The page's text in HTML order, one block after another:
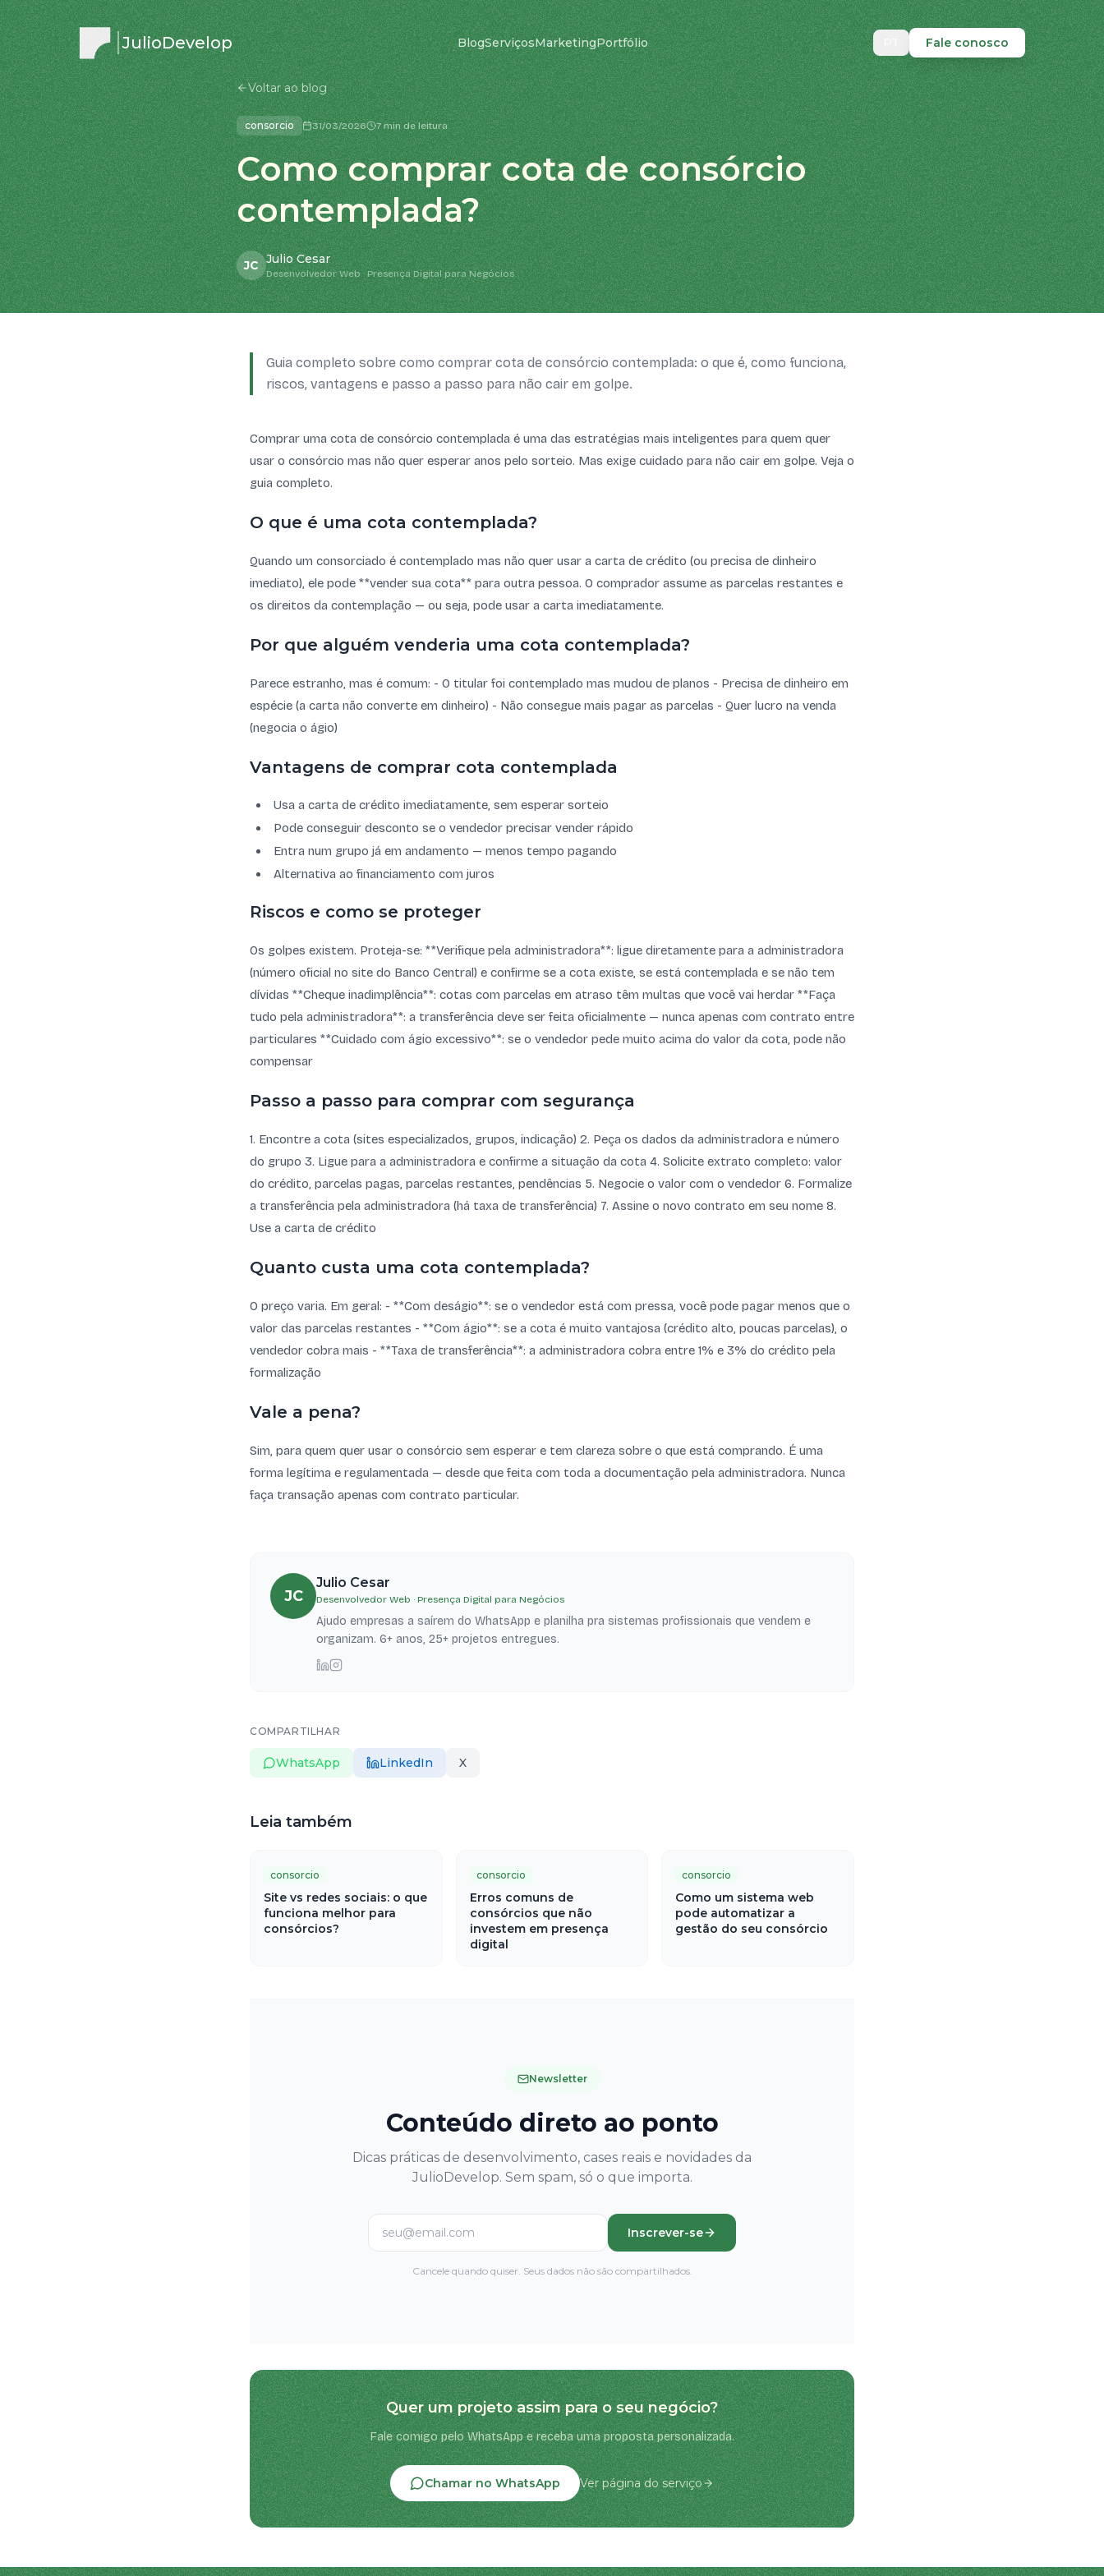
JulioDevelop BlogServiçosMarketingPortfólio Fale conosco
Voltar ao blog
consorcio 31/03/2026 7 min de leitura
Como comprar cota de consórcio
contemplada?
JC Julio Cesar
Desenvolvedor Web · Presença Digital para Negócios
Guia completo sobre como comprar cota de consórcio contemplada: o que é, como funciona,
riscos, vantagens e passo a passo para não cair em golpe.
Comprar uma cota de consórcio contemplada é uma das estratégias mais inteligentes para quem quer
usar o consórcio mas não quer esperar anos pelo sorteio. Mas exige cuidado para não cair em golpe. Veja o
guia completo.
O que é uma cota contemplada?
Quando um consorciado é contemplado mas não quer usar a carta de crédito (ou precisa de dinheiro
imediato), ele pode **vender sua cota** para outra pessoa. O comprador assume as parcelas restantes e
os direitos da contemplação — ou seja, pode usar a carta imediatamente.
Por que alguém venderia uma cota contemplada?
Parece estranho, mas é comum: - O titular foi contemplado mas mudou de planos - Precisa de dinheiro em
espécie (a carta não converte em dinheiro) - Não consegue mais pagar as parcelas - Quer lucro na venda
(negocia o ágio)
Vantagens de comprar cota contemplada
Usa a carta de crédito imediatamente, sem esperar sorteio
Pode conseguir desconto se o vendedor precisar vender rápido
Entra num grupo já em andamento — menos tempo pagando
Alternativa ao financiamento com juros
Riscos e como se proteger
Os golpes existem. Proteja-se: **Verifique pela administradora**: ligue diretamente para a administradora
(número oficial no site do Banco Central) e confirme se a cota existe, se está contemplada e se não tem
dívidas **Cheque inadimplência**: cotas com parcelas em atraso têm multas que você vai herdar **Faça
tudo pela administradora**: a transferência deve ser feita oficialmente — nunca apenas com contrato entre
particulares **Cuidado com ágio excessivo**: se o vendedor pede muito acima do valor da cota, pode não
compensar
Passo a passo para comprar com segurança
1. Encontre a cota (sites especializados, grupos, indicação) 2. Peça os dados da administradora e número
do grupo 3. Ligue para a administradora e confirme a situação da cota 4. Solicite extrato completo: valor
do crédito, parcelas pagas, parcelas restantes, pendências 5. Negocie o valor com o vendedor 6. Formalize
a transferência pela administradora (há taxa de transferência) 7. Assine o novo contrato em seu nome 8.
Use a carta de crédito
Quanto custa uma cota contemplada?
O preço varia. Em geral: - **Com deságio**: se o vendedor está com pressa, você pode pagar menos que o
valor das parcelas restantes - **Com ágio**: se a cota é muito vantajosa (crédito alto, poucas parcelas), o
vendedor cobra mais - **Taxa de transferência**: a administradora cobra entre 1% e 3% do crédito pela
formalização
Vale a pena?
Sim, para quem quer usar o consórcio sem esperar e tem clareza sobre o que está comprando. É uma
forma legítima e regulamentada — desde que feita com toda a documentação pela administradora. Nunca
faça transação apenas com contrato particular.
JC
Julio Cesar
Desenvolvedor Web · Presença Digital para Negócios
Ajudo empresas a saírem do WhatsApp e planilha pra sistemas profissionais que vendem e
organizam. 6+ anos, 25+ projetos entregues.
COMPARTILHAR
WhatsApp LinkedIn X
Leia também
consorcio
Site vs redes sociais: o que
funciona melhor para
consórcios?
consorcio
Erros comuns de
consórcios que não
investem em presença
digital
consorcio
Como um sistema web
pode automatizar a
gestão do seu consórcio
Newsletter
Conteúdo direto ao ponto
Dicas práticas de desenvolvimento, cases reais e novidades da
JulioDevelop. Sem spam, só o que importa.
Inscrever-se
Cancele quando quiser. Seus dados não são compartilhados.
Quer um projeto assim para o seu negócio?
Fale comigo pelo WhatsApp e receba uma proposta personalizada.
Chamar no WhatsApp Ver página do serviço